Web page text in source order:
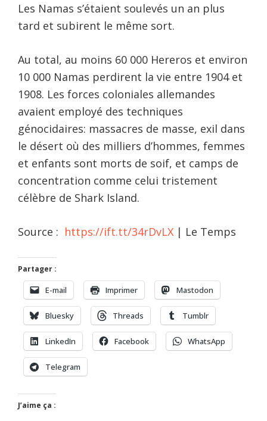
Les Namas s’étaient soulevés un an plus
tard et subirent le même sort.
Au total, au moins 60 000 Hereros et environ
10 000 Namas perdirent la vie entre 1904 et
1908. Les forces coloniales allemandes
avaient employé des techniques
génocidaires: massacres de masse, exil dans
le désert où des milliers d’hommes, femmes
et enfants sont morts de soif, et camps de
concentration comme celui tristement
célèbre de Shark Island.
Source : https://ift.tt/34rDvLX | Le Temps
Partager :
E-mail Imprimer Mastodon
Bluesky Threads Tumblr
LinkedIn Facebook WhatsApp
Telegram
J’aime ça :